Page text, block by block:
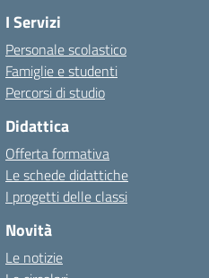
I Servizi
Personale scolastico
Famiglie e studenti
Percorsi di studio
Didattica
Offerta formativa
Le schede didattiche
I progetti delle classi
Novità
Le notizie